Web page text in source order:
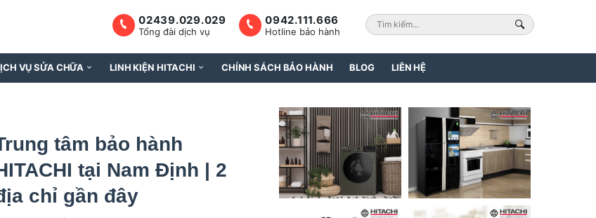
0942.111.666
Hotline bảo hành
02439.029.029
Tổng đài dịch vụ
VỤ SỬA CHỮA LINH KIỆN HITACHI CHÍNH SÁCH BẢO HÀNH BLOG LIÊN HỆ
tâm bảo hành
tại Nam Định | 2
chỉ gần đây